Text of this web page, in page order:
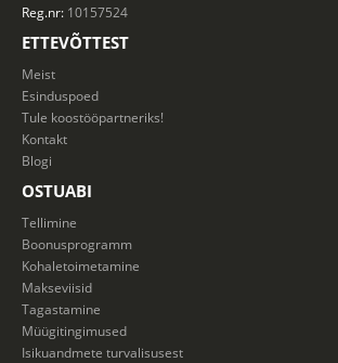
Reg.nr: 10157524
ETTEVÕTTEST
Meist
Esinduspoed
Tule koostööpartneriks!
Kontakt
Blogi
OSTUABI
Tellimine
Boonusprogramm
Kohaletoimetamine
Makseviisid
Tagastamine
Müügitingimused
Isikuandmete turvalisusest